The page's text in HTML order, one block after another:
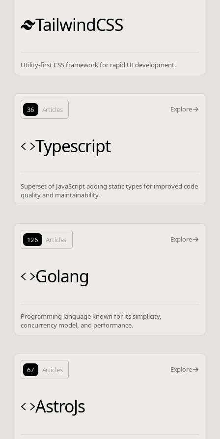
TailwindCSS
Utility-first CSS framework for rapid UI development.
36 Articles Explore
Typescript
Superset of JavaScript adding static types for improved code
quality and maintainability.
126 Articles Explore
Golang
Programming language known for its simplicity,
concurrency model, and performance.
67 Articles Explore
AstroJs